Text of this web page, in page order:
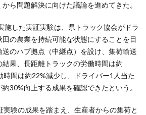
ら問題解決に向けた議論を進めてきた。
施した実証実験は、県トラック協会がドラ
の農業を持続可能な状態にすることを目
のハブ拠点（中継点）を設け、集荷輸送
果、長距離トラックの労働時間は約
時間は約22%減少し、ドライバー1人当た
30%向上する成果を確認できたという。
験の成果を踏まえ、生産者からの集荷と